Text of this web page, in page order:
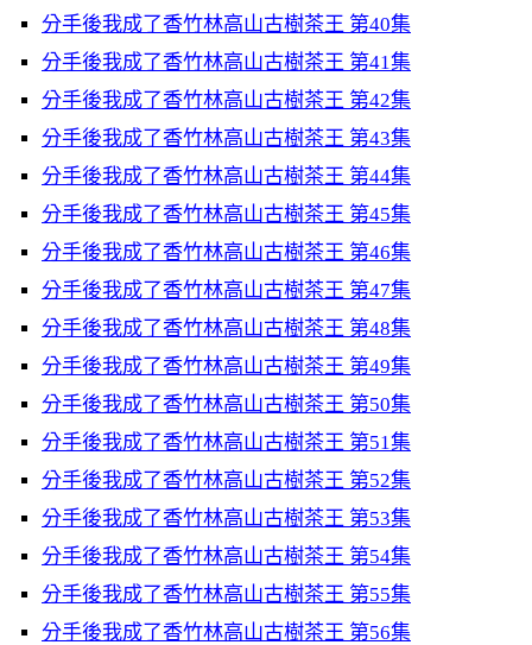
分手後我成了香竹林高山古樹茶王 第40集
分手後我成了香竹林高山古樹茶王 第41集
分手後我成了香竹林高山古樹茶王 第42集
分手後我成了香竹林高山古樹茶王 第43集
分手後我成了香竹林高山古樹茶王 第44集
分手後我成了香竹林高山古樹茶王 第45集
分手後我成了香竹林高山古樹茶王 第46集
分手後我成了香竹林高山古樹茶王 第47集
分手後我成了香竹林高山古樹茶王 第48集
分手後我成了香竹林高山古樹茶王 第49集
分手後我成了香竹林高山古樹茶王 第50集
分手後我成了香竹林高山古樹茶王 第51集
分手後我成了香竹林高山古樹茶王 第52集
分手後我成了香竹林高山古樹茶王 第53集
分手後我成了香竹林高山古樹茶王 第54集
分手後我成了香竹林高山古樹茶王 第55集
分手後我成了香竹林高山古樹茶王 第56集